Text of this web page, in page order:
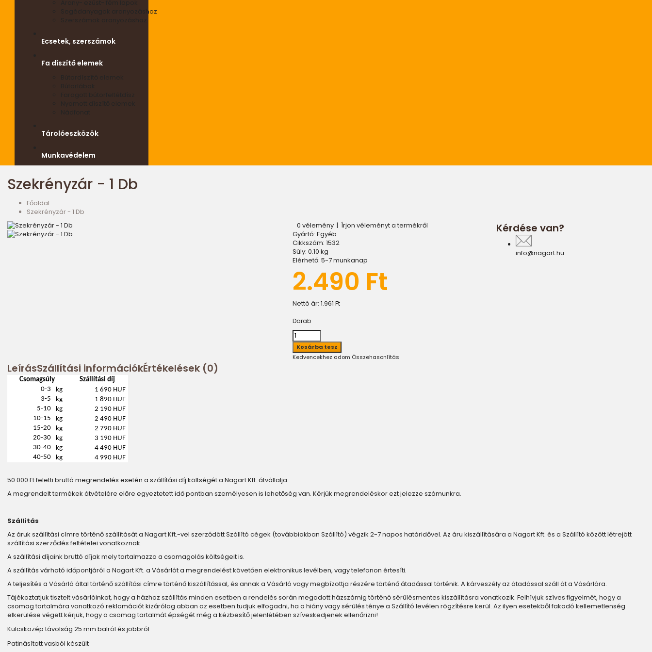
Arany- ezüst- fém lapok
Segédanyagok aranyozáshoz
Szerszámok aranyozáshoz
Ecsetek, szerszámok
Fa díszítő elemek
Bútordíszítő elemek
Bútorlábak
Faragott bútorfeltétdísz
Nyomott díszítő elemek
Tárolóeszközök
Munkavédelem
Szekrényzár - 1 Db
Főoldal
Szekrényzár - 1 Db
0 vélemény | Írjon véleményt a termékről
Gyártó: Egyéb
Cikkszám: 1532
Súly: 0.10 kg
Elérhető: 5-7 munkanap
2.490 Ft
Nettó ár: 1.961 Ft
Darab
Kedvencekhez adom Összehasonlítás
Kérdése van?
info@nagart.hu
LeírásSzállítási információkÉrtékelések (0)
Csomagsúly
Szállítási díj
0-3
kg
1 690 HUF
3-5
kg
1 890 HUF
5-10
kg
2 190 HUF
10-15
kg
2 490 HUF
15-20
kg
2 790 HUF
20-30
kg
3 190 HUF
30-40
kg
4 490 HUF
40-50
kg 4 990 HUF
50 000 Ft feletti bruttó megrendelés esetén a szállítási díj költségét a Nagart Kft. átvállalja.
A megrendelt termékek átvételére előre egyeztetett idő pontban személyesen is lehetőség van. Kérjük megrendeléskor ezt jelezze számunkra.
Szállítás
Az áruk szállítási címre történő szállítását a Nagart Kft.-vel szerződött Szállító cégek (továbbiakban Szállító) végzik 2-7 napos határidővel. Az áru kiszállítására a Nagart Kft. és a Szállító között létrejött
szállítási szerződés feltételei vonatkoznak.
A szállítási díjaink bruttó díjak mely tartalmazza a csomagolás költségeit is.
A szállítás várható időpontjáról a Nagart Kft. a Vásárlót a megrendelést követően elektronikus levélben, vagy telefonon értesíti.
A teljesítés a Vásárló által történő szállítási címre történő kiszállítással, és annak a Vásárló vagy megbízottja részére történő átadással történik. A kárveszély az átadással száll át a Vásárlóra.
Tájékoztatjuk tisztelt vásárlóinkat, hogy a házhoz szállítás minden esetben a rendelés során megadott házszámig történő sérülésmentes kiszállításra vonatkozik. Felhívjuk szíves figyelmét, hogy a
csomag tartalmára vonatkozó reklamációt kizárólag abban az esetben tudjuk elfogadni, ha a hiány vagy sérülés ténye a Szállító levélen rögzítésre kerül. Az ilyen esetekből fakadó kellemetlenség
elkerülése végett kérjük, hogy a csomag tartalmát épségét még a kézbesítő jelenlétében szíveskedjenek ellenőrizni!
Kulcsközép távolság 25 mm balról és jobbról
Patinásított vasból készült